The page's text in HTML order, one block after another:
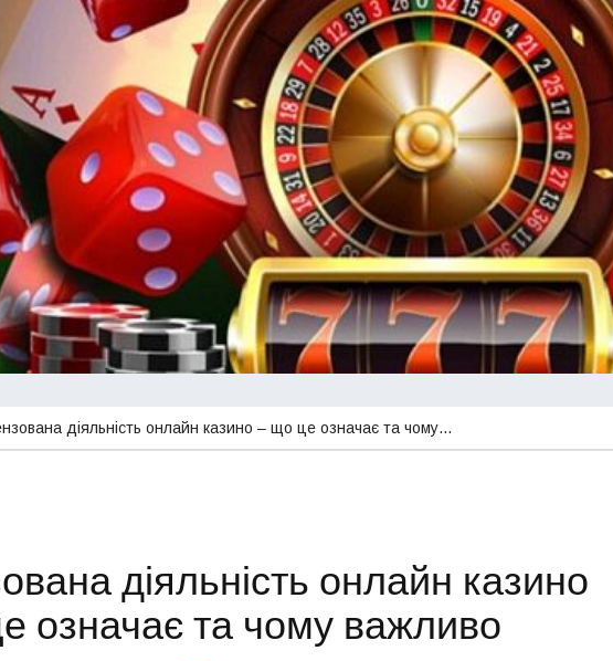
діяльність онлайн казино – що це означає та чому…
діяльність онлайн казино
означає та чому важливо